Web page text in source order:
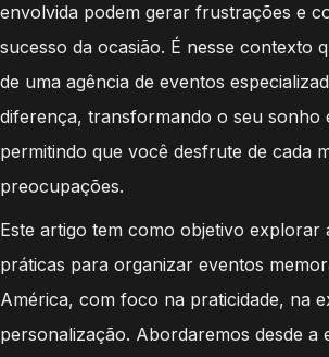
envolvida podem gerar frustrações e
sucesso da ocasião. É nesse contexto
de uma agência de eventos
diferença, transformando o seu sonho
permitindo que você desfrute de cada
preocupações.
Este artigo tem como objetivo explorar
práticas para organizar eventos
América, com foco na praticidade, na
personalização. Abordaremos desde a